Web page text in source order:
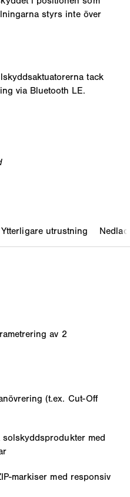
styrs inte över
tack
via Bluetooth LE.
av 2
(t.ex. Cut-Off
med
markiser med responsiv